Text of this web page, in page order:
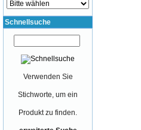
Schnellsuche
Verwenden Sie
Stichworte, um ein
Produkt zu finden.